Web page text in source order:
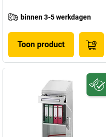
binnen 3-5 werkdagen
Toon product